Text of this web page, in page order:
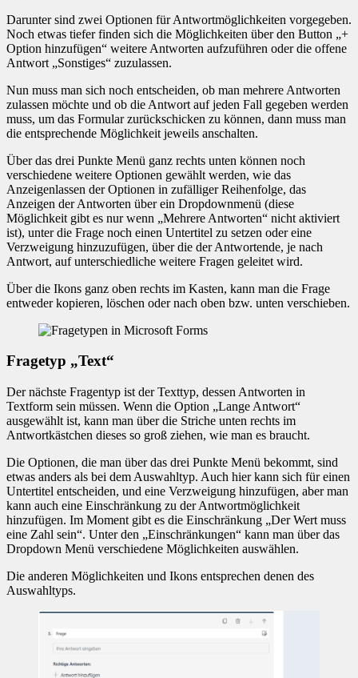
Darunter sind zwei Optionen für Antwortmöglichkeiten vorgegeben.
Noch etwas tiefer finden sich die Möglichkeiten über den Button „+
Option hinzufügen“ weitere Antworten aufzuführen oder die offene
Antwort „Sonstiges“ zuzulassen.
Nun muss man sich noch entscheiden, ob man mehrere Antworten
zulassen möchte und ob die Antwort auf jeden Fall gegeben werden
muss, um das Formular zurückschicken zu können, dann muss man
die entsprechende Möglichkeit jeweils anschalten.
Über das drei Punkte Menü ganz rechts unten können noch
verschiedene weitere Optionen gewählt werden, wie das
Anzeigenlassen der Optionen in zufälliger Reihenfolge, das
Anzeigen der Antworten über ein Dropdownmenü (diese
Möglichkeit gibt es nur wenn „Mehrere Antworten“ nicht aktiviert
ist), unter die Frage noch einen Untertitel zu setzen oder eine
Verzweigung hinzuzufügen, über die der Antwortende, je nach
Antwort, auf unterschiedliche weitere Fragen geleitet wird.
Über die Ikons ganz oben rechts im Kasten, kann man die Frage
entweder kopieren, löschen oder nach oben bzw. unten verschieben.
Fragetyp „Text“
Der nächste Fragentyp ist der Texttyp, dessen Antworten in
Textform sein müssen. Wenn die Option „Lange Antwort“
ausgewählt ist, kann man über die Striche unten rechts im
Antwortkästchen dieses so groß ziehen, wie man es braucht.
Die Optionen, die man über das drei Punkte Menü bekommt, sind
etwas anders als bei dem Auswahltyp. Auch hier kann sich für einen
Untertitel entscheiden, und eine Verzweigung hinzufügen, aber man
kann auch eine Einschränkung zu der Antwortmöglichkeit
hinzufügen. Im Moment gibt es die Einschränkung „Der Wert muss
eine Zahl sein“. Unter den „Einschränkungen“ kann man über das
Dropdown Menü verschiedene Möglichkeiten auswählen.
Die anderen Möglichkeiten und Ikons entsprechen denen des
Auswahltyps.